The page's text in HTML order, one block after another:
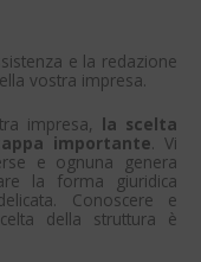
e la redazione
vostra impresa.
impresa, la scelta
importante. Vi
e ognuna genera
la forma giuridica
Conoscere e
della struttura è